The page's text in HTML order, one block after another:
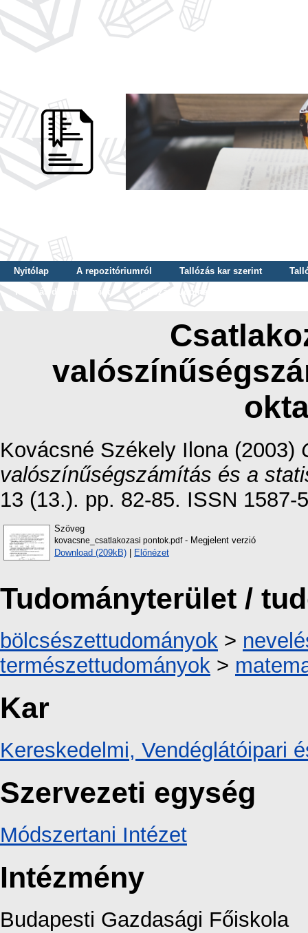
Nyitólap A repozitóriumról Tallózás kar szerint
Tallózás dátum szerint
Tallózás tudományterület szerint
Kovácsné Székely Ilona(2003)
valószínűségszámítás és a
13 (13.). pp. 82-85. ISSN 1587-
Szöveg
kovacsne_csatlakozasi pontok.pdf- Megjelent verzió
Download (209kB) | Előnézet
Tudományterület /
bölcsészettudományok >
természettudományok >
Kar
Kereskedelmi, Vendéglátóipari
Szervezeti egység
Módszertani Intézet
Intézmény
Budapesti Gazdasági Főiskola